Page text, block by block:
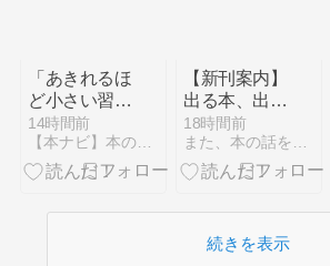
ガイド
【2026年最
新】
「あきれるほ
ど小さい習
慣」古川武士
14時間前
【本ナビ】本のソムリエ一日一冊書評
【新刊案内】
出る本、出た
本、気になる
新刊！池井戸
潤「ハヤブサ
新作、出まし
た！東野圭吾
さんの新作、
18時間前
また、本の話をしてる
続きを表示